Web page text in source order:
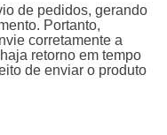
de pedidos, gerando
Portanto,
corretamente a
retorno em tempo
de enviar o produto